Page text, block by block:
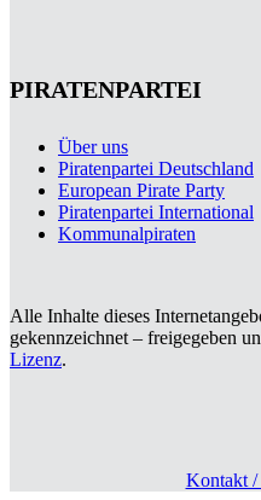
PIRATENPARTEI
Über uns
Piratenpartei Deutschland
European Pirate Party
Piratenpartei International
Kommunalpiraten
Alle Inhalte dieses
gekennzeichnet – freigegeben
Lizenz.
Kontakt /